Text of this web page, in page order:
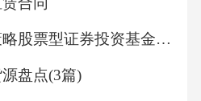
长信增利动态策略股票型证券投资基金基金合同
盘点(3篇)